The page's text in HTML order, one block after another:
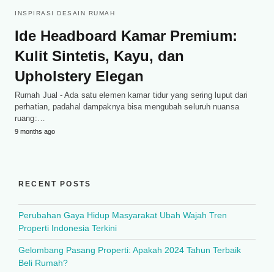
INSPIRASI DESAIN RUMAH
Ide Headboard Kamar Premium:
Kulit Sintetis, Kayu, dan
Upholstery Elegan
Rumah Jual - Ada satu elemen kamar tidur yang sering luput dari
perhatian, padahal dampaknya bisa mengubah seluruh nuansa
ruang:…
9 months ago
RECENT POSTS
Perubahan Gaya Hidup Masyarakat Ubah Wajah Tren
Properti Indonesia Terkini
Gelombang Pasang Properti: Apakah 2024 Tahun Terbaik
Beli Rumah?